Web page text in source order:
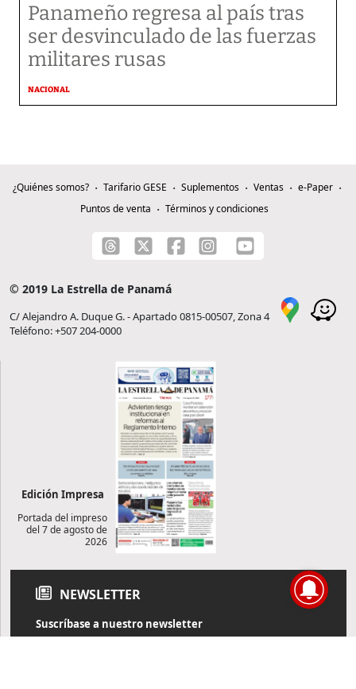
Panameño regresa al país tras
ser desvinculado de las fuerzas
militares rusas
NACIONAL
¿Quiénes somos? Tarifario GESE Suplementos Ventas
e-Paper
Puntos de venta
Términos y condiciones
© 2019 La Estrella de Panamá
C/ Alejandro A. Duque G. - Apartado 0815-00507, Zona 4
Teléfono: +507 204-0000
Edición Impresa
Portada del impreso
del 7 de agosto de
2026
NEWSLETTER
Suscríbase a nuestro newsletter
Reciba diariamente información de actualidad directamente en